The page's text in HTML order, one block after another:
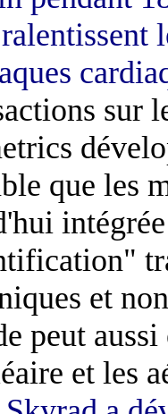
sur
que les
et
peut
et les